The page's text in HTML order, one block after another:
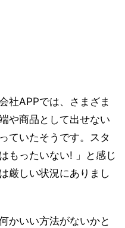
社APPでは、さまざま
や商品として出せない
ていたそうです。スタ
もったいない! 」と感じ
厳しい状況にありまし
かいい方法がないかと